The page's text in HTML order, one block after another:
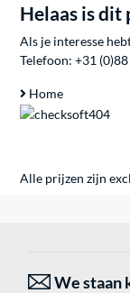
Helaas is
Als je interesse
Telefoon: +31
Home
Alle prijzen zijn
We staan